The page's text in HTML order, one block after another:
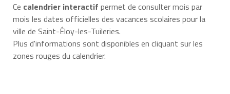
Ce calendrier interactif permet de consulter mois par
mois les dates officielles des vacances scolaires pour la
ville de Saint-Éloy-les-Tuileries.
Plus d'informations sont disponibles en cliquant sur les
zones rouges du calendrier.